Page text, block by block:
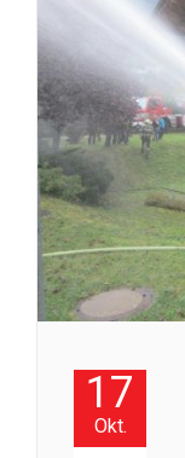
17
Okt.